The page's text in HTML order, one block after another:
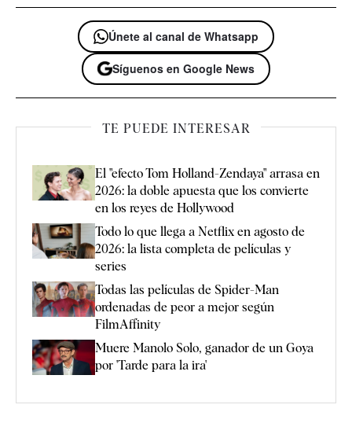
Únete al canal de Whatsapp
Síguenos en Google News
TE PUEDE INTERESAR
El "efecto Tom Holland-Zendaya" arrasa en
2026: la doble apuesta que los convierte
en los reyes de Hollywood
Todo lo que llega a Netflix en agosto de
2026: la lista completa de películas y
series
Todas las películas de Spider-Man
ordenadas de peor a mejor según
FilmAffinity
Muere Manolo Solo, ganador de un Goya
por 'Tarde para la ira'